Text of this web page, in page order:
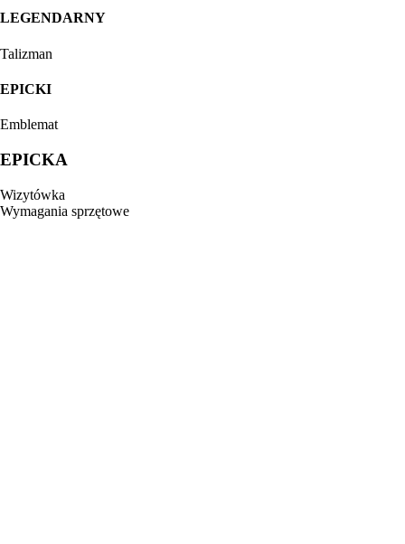
LEGENDARNY
Talizman
EPICKI
Emblemat
EPICKA
Wizytówka
Wymagania sprzętowe